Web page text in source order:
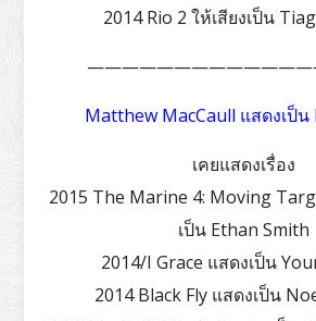
2014 Rio 2 ให้เสียงเป็น
Matthew MacCaull แสดงเป็น
เคยแสดงเรื่อง
2015 The Marine 4: Moving
เป็น Ethan Smith
2014/I Grace แสดงเป็น
2014 Black Fly แสดงเป็น